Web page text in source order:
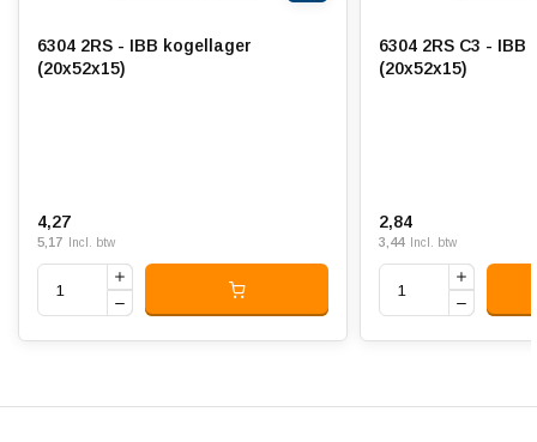
6304 2RS - IBB kogellager
(20x52x15)
4,27
5,17 Incl. btw
6304 2RS C3 -
(20x52x15)
2,84
3,44 Incl. btw